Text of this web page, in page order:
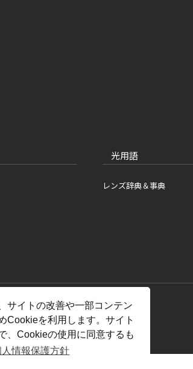
サイトの改善や一部コンテン
Cookieを利用します。サイト
、Cookieの使用に同意するも
人情報保護方針
光用語
レンズ辞典＆事典